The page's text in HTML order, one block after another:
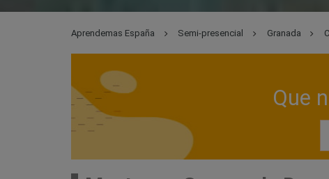
Aprendemas España Semi-presencial Granada
Que